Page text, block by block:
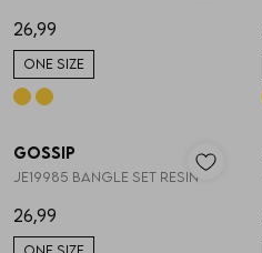
26,99
ONE SIZE
1/2
Gossip
JE19985 BANGLE SET RESIN
26,99